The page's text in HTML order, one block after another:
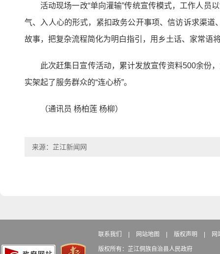
活动现场一改“单向灌输”传统宣传模式，工作人员
气、入人心的形式，紧扣政务公开事项、信访诉求渠
故事，把复杂流程简化为明白指引，用乡土话、家常语
此次赶集日宣传活动，累计发放宣传资料500余份
实架起了服务群众的“连心桥”。
（通讯员 杨柏莲 杨柳）
来源：芷江新闻网
联系我们 | 网站地图 | 版权声明 | 网
版权所有：芷江侗族自治县人民政府